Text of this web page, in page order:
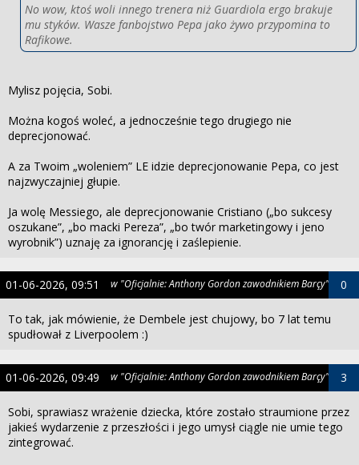
No wow, ktoś woli innego trenera niż Guardiola ergo brakuje
mu styków. Wasze fanbojstwo Pepa jako żywo przypomina to
Rafikowe.
Mylisz pojęcia, Sobi.
Można kogoś woleć, a jednocześnie tego drugiego nie
deprecjonować.
A za Twoim „woleniem” LE idzie deprecjonowanie Pepa, co jest
najzwyczajniej głupie.
Ja wolę Messiego, ale deprecjonowanie Cristiano („bo sukcesy
oszukane”, „bo macki Pereza”, „bo twór marketingowy i jeno
wyrobnik”) uznaję za ignorancję i zaślepienie.
To tak, jak mówienie, że Dembele jest chujowy, bo 7 lat temu
spudłował z Liverpoolem :)
01-06-2026, 09:51 w "Oficjalnie: Anthony Gordon zawodnikiem Barçy" 0
Sobi, sprawiasz wrażenie dziecka, które zostało straumione przez
jakieś wydarzenie z przeszłości i jego umysł ciągle nie umie tego
zintegrować.
01-06-2026, 09:49 w "Oficjalnie: Anthony Gordon zawodnikiem Barçy" 3